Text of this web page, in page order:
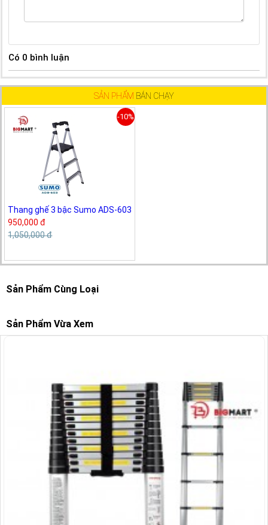
Có 0 bình luận
SẢN PHẨM BÁN CHẠY
-10%
Thang ghế 3 bậc Sumo ADS-603
950,000 đ
1,050,000 đ
Sản Phẩm Cùng Loại
Sản Phẩm Vừa Xem